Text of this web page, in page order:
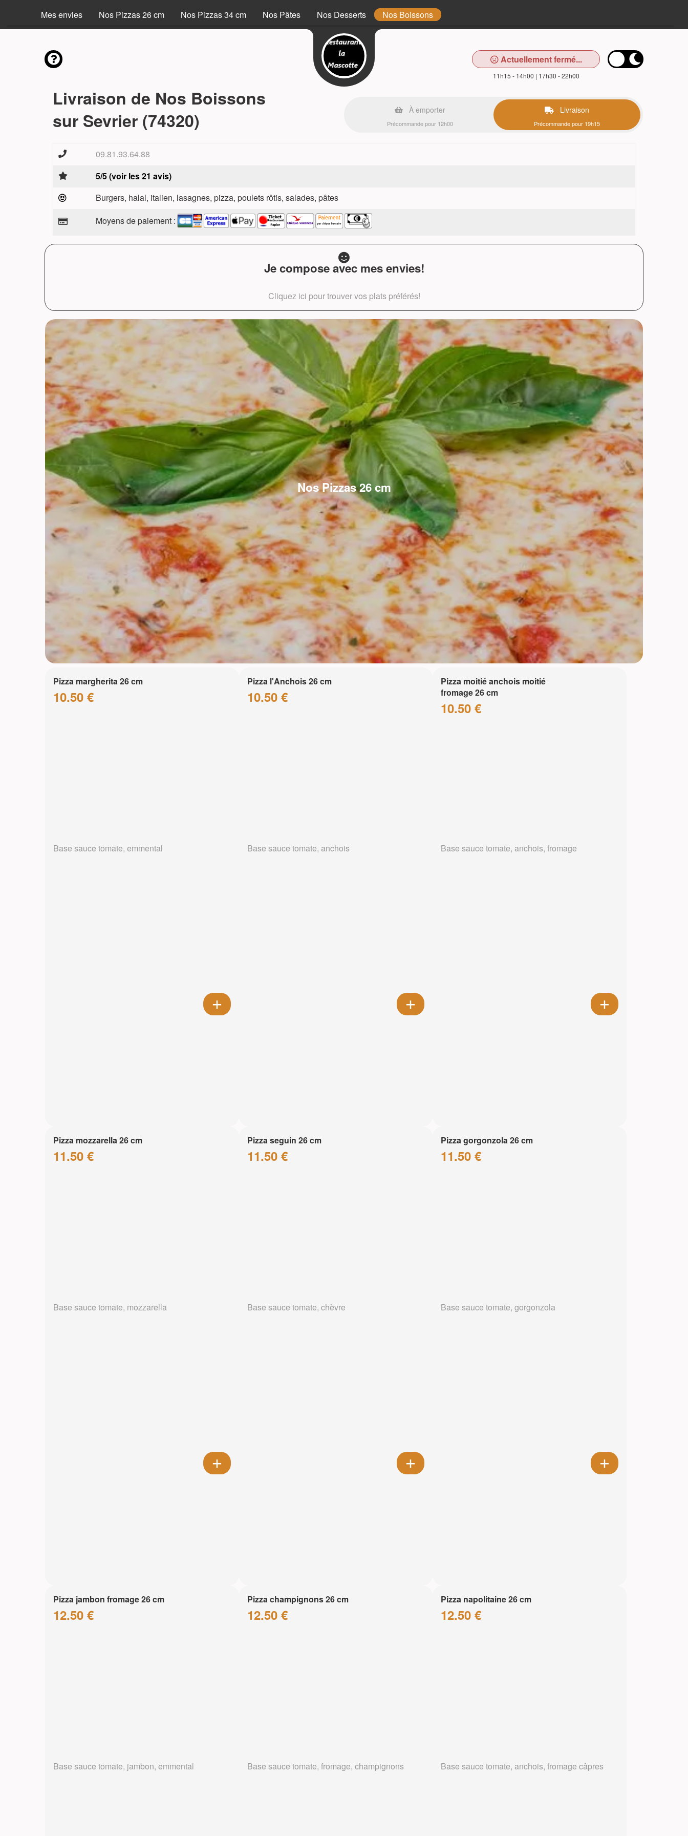
Mes envies Nos Pizzas 26 cm Nos Pizzas 34 cm Nos Pâtes Nos Desserts Nos Boissons
Actuellement fermé...
11h15 - 14h00 | 17h30 - 22h00
Livraison de Nos Boissons
sur Sevrier (74320)
À emporter
Précommande pour 12h00
Livraison
Précommande pour 19h15
09.81.93.64.88
5/5 (voir les 21 avis)
Burgers, halal, italien, lasagnes, pizza, poulets rôtis, salades, pâtes
Moyens de paiement :
Je compose avec mes envies!
Cliquez ici pour trouver vos plats préférés!
Nos Pizzas 26 cm
Pizza margherita 26 cm
10.50 €
Base sauce tomate, emmental
Pizza l'Anchois 26 cm
10.50 €
Base sauce tomate, anchois
Pizza moitié anchois moitié
fromage 26 cm
10.50 €
Base sauce tomate, anchois, fromage
Pizza mozzarella 26 cm
11.50 €
Base sauce tomate, mozzarella
Pizza seguin 26 cm
11.50 €
Base sauce tomate, chèvre
Pizza gorgonzola 26 cm
11.50 €
Base sauce tomate, gorgonzola
Pizza jambon fromage 26 cm
12.50 €
Base sauce tomate, jambon, emmental
Pizza champignons 26 cm
12.50 €
Base sauce tomate, fromage, champignons
Pizza napolitaine 26 cm
12.50 €
Base sauce tomate, anchois, fromage câpres